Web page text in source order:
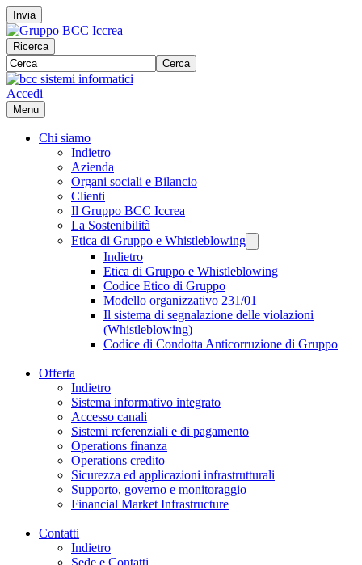
Invia
Ricerca
Cerca
Accedi
Menu
Chi siamo
Indietro
Azienda
Organi sociali e Bilancio
Clienti
Il Gruppo BCC Iccrea
La Sostenibilità
Etica di Gruppo e Whistleblowing
Indietro
Etica di Gruppo e Whistleblowing
Codice Etico di Gruppo
Modello organizzativo 231/01
Il sistema di segnalazione delle violazioni
(Whistleblowing)
Codice di Condotta Anticorruzione di Gruppo
Offerta
Indietro
Sistema informativo integrato
Accesso canali
Sistemi referenziali e di pagamento
Operations finanza
Operations credito
Sicurezza ed applicazioni infrastrutturali
Supporto, governo e monitoraggio
Financial Market Infrastructure
Contatti
Indietro
Sede e Contatti